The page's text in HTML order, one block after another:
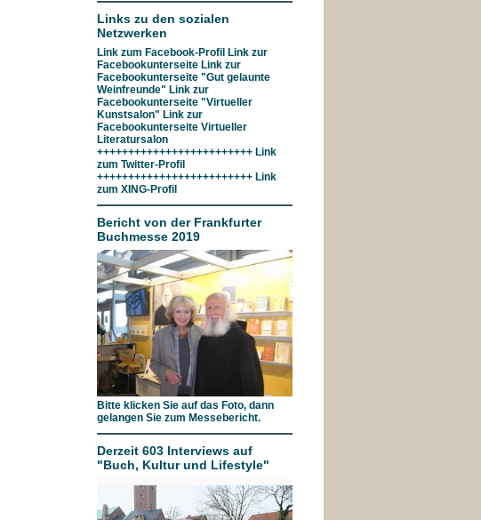
Links zu den sozialen
Netzwerken
Link zum Facebook-Profil Link zur
Facebookunterseite Link zur
Facebookunterseite "Gut gelaunte
Weinfreunde" Link zur
Facebookunterseite "Virtueller
Kunstsalon" Link zur
Facebookunterseite Virtueller
Literatursalon
+++++++++++++++++++++++++ Link
zum Twitter-Profil
+++++++++++++++++++++++++ Link
zum XING-Profil
Bericht von der Frankfurter
Buchmesse 2019
Bitte klicken Sie auf das Foto, dann
gelangen Sie zum Messebericht.
Derzeit 603 Interviews auf
"Buch, Kultur und Lifestyle"